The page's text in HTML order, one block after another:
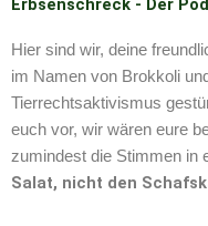
Erbsenschreck - Der
Hier sind wir, deine
im Namen von Brokkoli
Tierrechtsaktivismus
euch vor, wir wären eure
zumindest die Stimmen in
Salat, nicht den